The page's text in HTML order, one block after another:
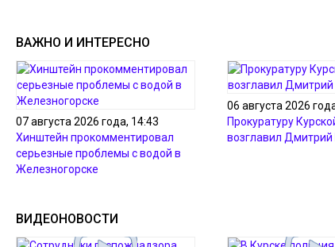
ВАЖНО И ИНТЕРЕСНО
07 августа 2026 года, 14:43
Хинштейн прокомментировал
серьезные проблемы с водой в
Железногорске
06 августа 2026
Прокуратуру
возглавил Дмитрий
ВИДЕОНОВОСТИ